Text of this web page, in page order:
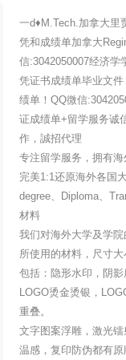
一d♦M.Tech.加拿大里
凭和成绩单加拿大
信:3042050007经济学
凭证书成绩单毕业文
绩单！QQ微信
证成绩单+留学服务诚
作，誠招代理
专注留学服务，拥有
完美1:1还原海外各国
degree、Diploma、
材料
我们对海外大学及学
所使用的材料，尺寸
包括：隐形水印，阴影
LOGO烫金烫银，
重叠。
文字图案浮雕，激光镭
温感，复印防伪都有